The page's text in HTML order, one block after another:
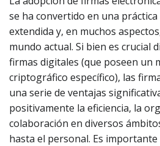
se ha convertido en una práctica
extendida y, en muchos
mundo actual. Si bien es crucial
firmas digitales (que poseen un
criptográfico específico), las
una serie de ventajas
positivamente la eficiencia, la
colaboración en diversos
hasta el personal. Es